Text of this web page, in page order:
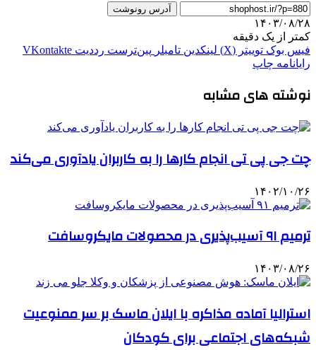
آدرس رونوشت
۱۴۰۳/۰۸/۲۸
کمتر از یک دقیقه
فیس بوک توییتر (X) لینکدین ‫تامبلر ‫پین‌ترست ‫رددیت ‫VKontakte
رایانامه چاپ
نوشته های مشابه
چت جی پی تی انجام کارها را به کاربران یادآوری می‌کند
۱۴۰۲/۱۰/۲۶
ترمیم ۹۱ آسیب‌پذیری در محصولات مایکروسافت
۱۴۰۳/۰۸/۲۶
استرالیا آماده مذاکره با ایلان ماسک بر سر ممنوعیت
شبکه‌های اجتماعی برای کودکان